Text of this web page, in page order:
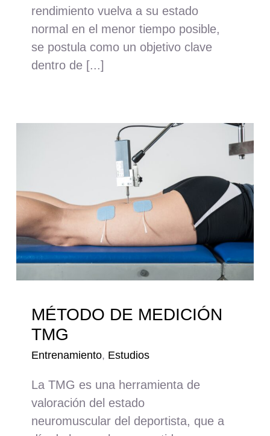
rendimiento vuelva a su estado
normal en el menor tiempo posible,
se postula como un objetivo clave
dentro de [...]
MÉTODO DE MEDICIÓN
TMG
Entrenamiento, Estudios
La TMG es una herramienta de
valoración del estado
neuromuscular del deportista, que a